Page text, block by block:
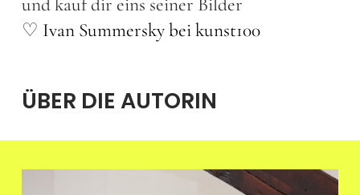
♡ Ivan Summersky bei kunst100
ÜBER DIE AUTORIN